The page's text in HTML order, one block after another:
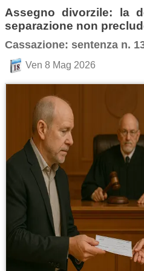
Assegno divorzile: la
separazione non
Cassazione: sentenza n.
Ven 8 Mag 2026